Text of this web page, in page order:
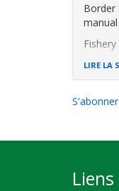
Border
LIRE LA